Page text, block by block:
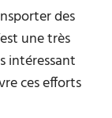
des
une très
intéressant
ces efforts